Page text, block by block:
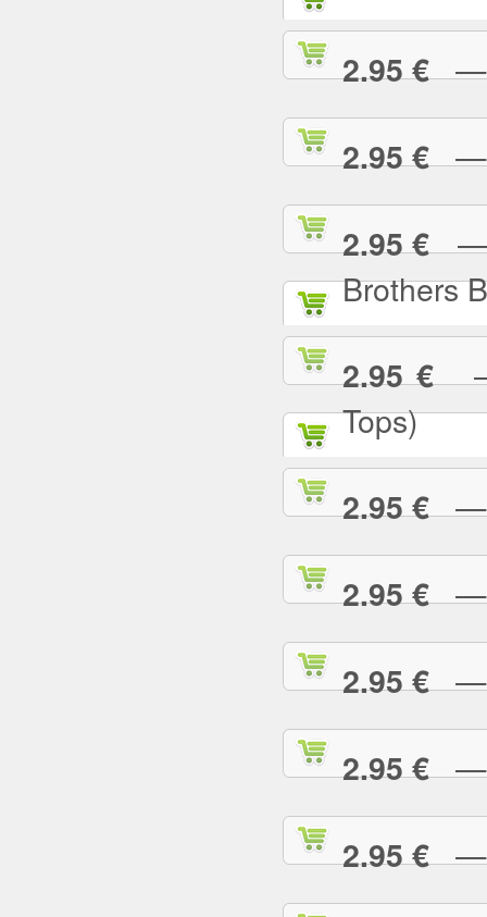
2.95 €—
2.95 €—
2.95 €—
Brothers
2.95 €—
Tops)
2.95 €—
2.95 €—
2.95 €—
2.95 €—
2.95 €—